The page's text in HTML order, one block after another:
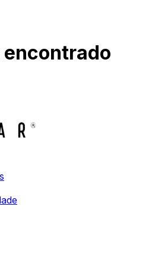
encontrado